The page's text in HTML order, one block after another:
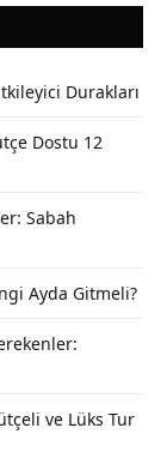
Durakları
Dostu 12
Sabah
Ayda Gitmeli?
ve Lüks Tur